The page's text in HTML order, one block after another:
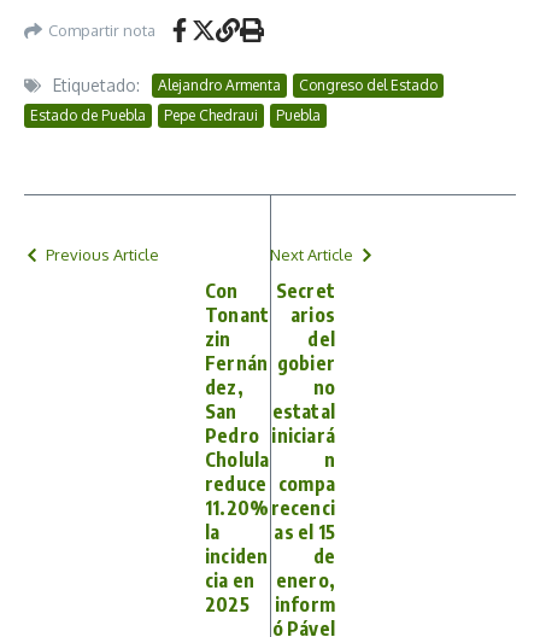
Compartir nota
Etiquetado: Alejandro Armenta
Congreso del Estado
Estado de Puebla
Pepe Chedraui Puebla
Previous Article
Con
Tonant
zin
Fernán
dez,
San
Pedro
Cholula
reduce
11.20%
la
inciden
cia en
2025
Next Article
Secret
arios
del
gobier
no
estatal
iniciará
n
compa
recenci
as el 15
de
enero,
inform
ó Pável